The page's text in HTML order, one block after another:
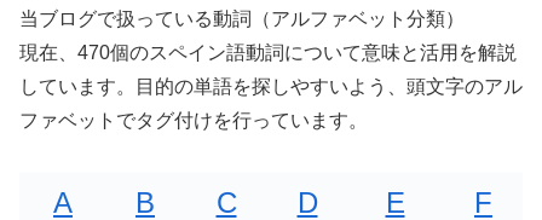
当ブログで扱っている動詞（アルファベット分類）
現在、470個のスペイン語動詞について意味と活用を解説
しています。目的の単語を探しやすいよう、頭文字のアル
ファベットでタグ付けを行っています。
A B C D E
F